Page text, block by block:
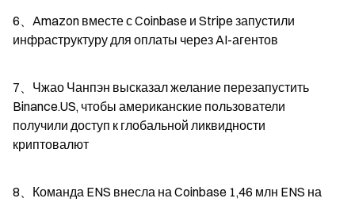
6、Amazon вместе с Coinbase и Stripe запустили
инфраструктуру для оплаты через AI-агентов
7、Чжао Чанпэн высказал желание перезапустить
Binance.US, чтобы американские пользователи
получили доступ к глобальной ликвидности
криптовалют
8、Команда ENS внесла на Coinbase 1,46 млн ENS на